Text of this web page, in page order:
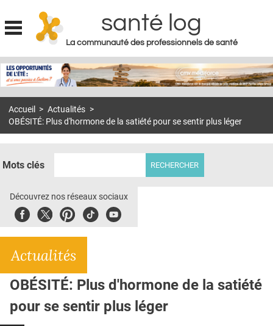
Jump to navigation
santé log
La communauté des professionnels de santé
MON COMPTE
S'ABONNER À LA REVUE SOIN À DOMICILE
DOSSIERS
E-REVUE SAD
L'APP
QUI SOMMES-NOUS ?
PUBLICITÉ
CONDITIONS GÉNÉRALES
Accueil > Actualités >
OBÉSITÉ: Plus d'hormone de la satiété pour se sentir plus léger
Mots clés
Découvrez nos réseaux sociaux
FacebookTwitterPinterest
TiktokYoubute
Actualités
OBÉSITÉ: Plus d'hormone de la satiété
pour se sentir plus léger